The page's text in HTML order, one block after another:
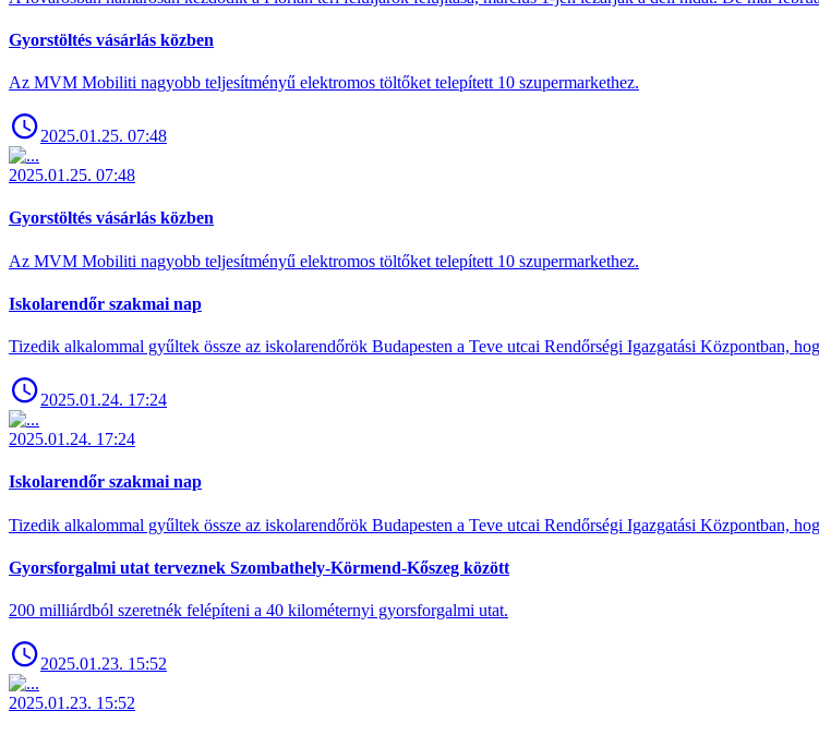
Gyorstöltés vásárlás közben
Az MVM Mobiliti nagyobb teljesítményű elektromos töltőket telepített 10 szupermarkethez.
2025.01.25. 07:48
2025.01.25. 07:48
Gyorstöltés vásárlás közben
Az MVM Mobiliti nagyobb teljesítményű elektromos töltőket telepített 10 szupermarkethez.
Iskolarendőr szakmai nap
Tizedik alkalommal gyűltek össze az iskolarendőrök Budapesten a Teve utcai Rendőrségi Igazgatási Központban,
2025.01.24. 17:24
2025.01.24. 17:24
Iskolarendőr szakmai nap
Tizedik alkalommal gyűltek össze az iskolarendőrök Budapesten a Teve utcai Rendőrségi Igazgatási Központban,
Gyorsforgalmi utat terveznek Szombathely-Körmend-Kőszeg között
200 milliárdból szeretnék felépíteni a 40 kilométernyi gyorsforgalmi utat.
2025.01.23. 15:52
2025.01.23. 15:52